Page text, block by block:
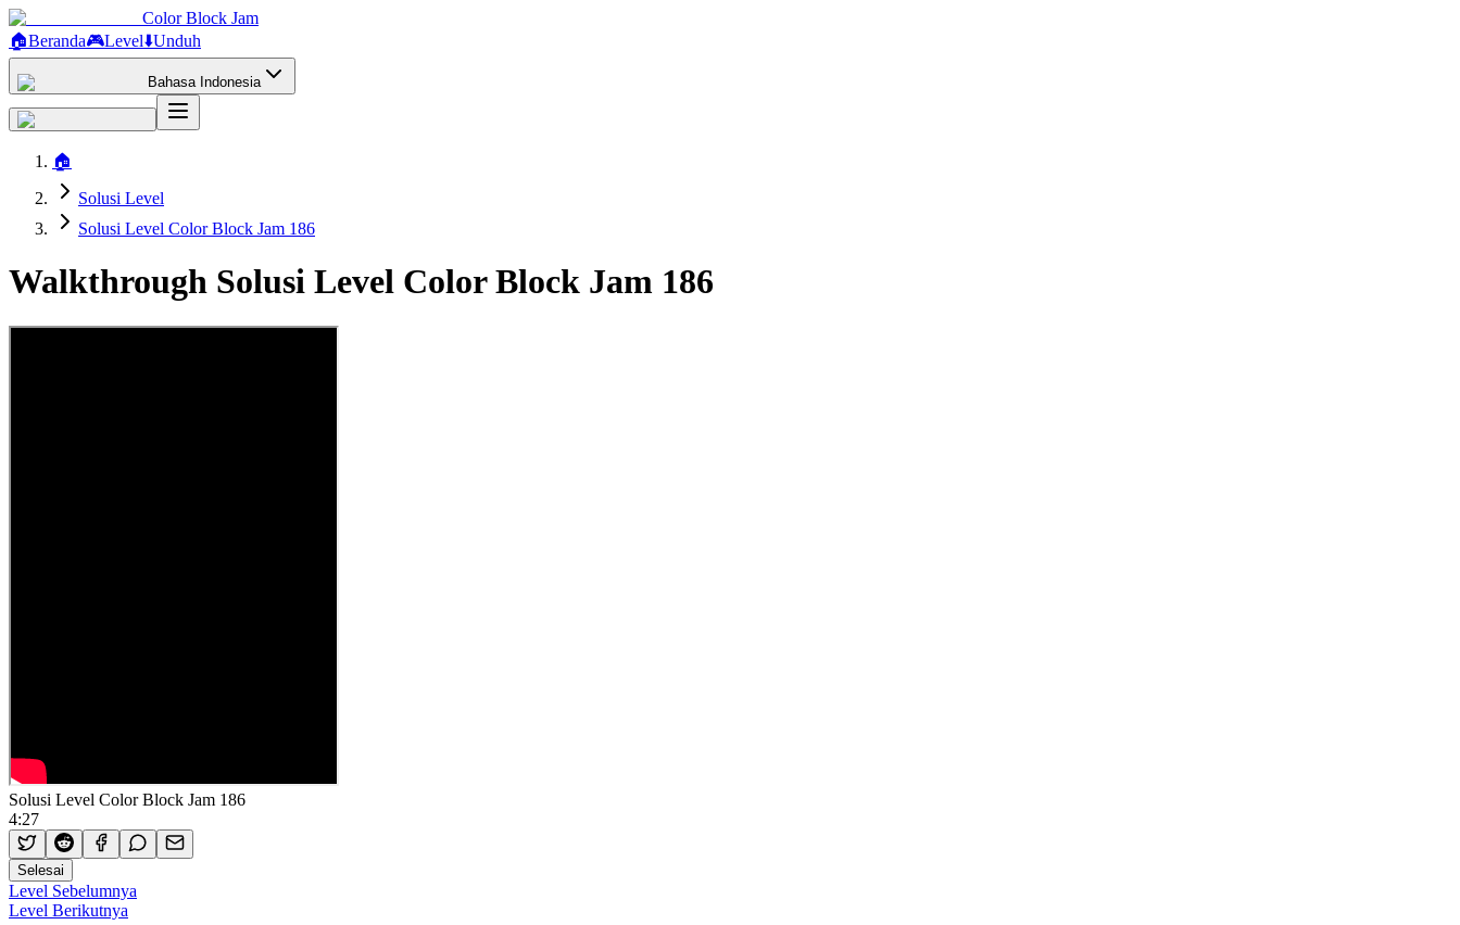
Color Block Jam
🏠Beranda🎮Level⬇️Unduh
Bahasa Indonesia
🏠
Solusi Level
Solusi Level Color Block Jam 186
Walkthrough Solusi Level Color Block Jam 186
Solusi Level Color Block Jam 186
4:27
Selesai
Level Sebelumnya
Level Berikutnya